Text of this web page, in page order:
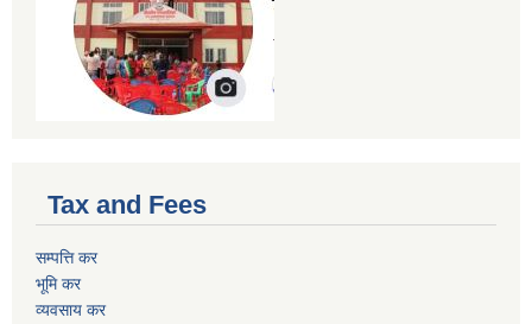
Tax and Fees
सम्पत्ति कर
भूमि कर
व्यवसाय कर